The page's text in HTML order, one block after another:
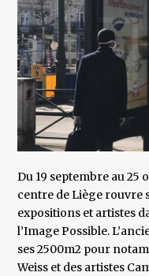
Du 19 septembre au 25
centre de Liège rouvre
expositions et artistes
l’Image Possible.
ses 2500m2 pour
Weiss et des artistes